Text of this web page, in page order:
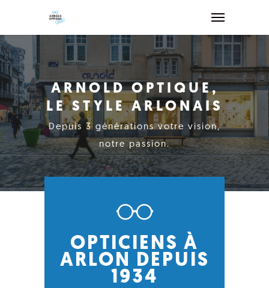
ARNOLD OPTIQUE,
LE STYLE ARLONAIS
Depuis 3 générations votre vision,
notre passion.
OPTICIENS À
ARLON DEPUIS
1934